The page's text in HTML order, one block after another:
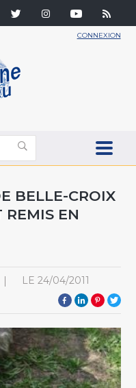
CONNEXION
BELLE-CROIX
REMIS EN
LE 24/04/2011